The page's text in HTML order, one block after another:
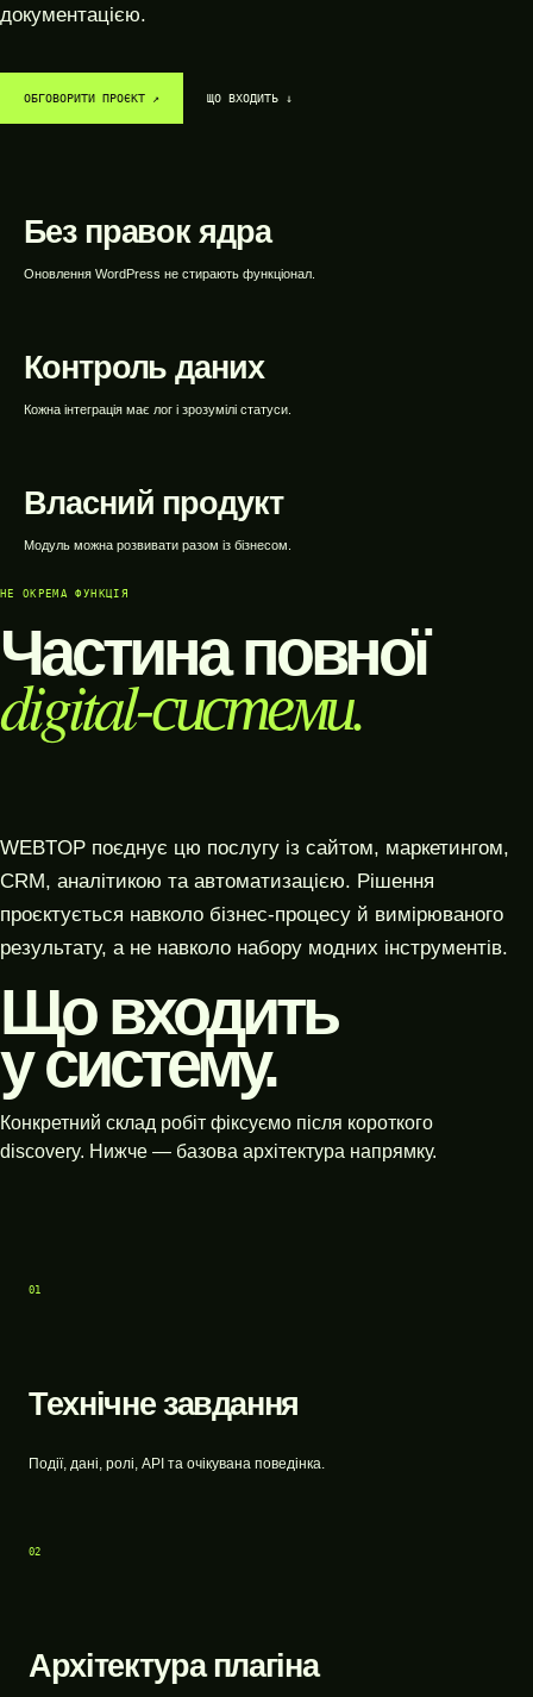
документацією.
ОБГОВОРИТИ ПРОЄКТ ↗︎ ЩО ВХОДИТЬ ↓
Без правок ядра
Оновлення WordPress не стирають функціонал.
Контроль даних
Кожна інтеграція має лог і зрозумілі статуси.
Власний продукт
Модуль можна розвивати разом із бізнесом.
НЕ ОКРЕМА ФУНКЦІЯ
Частина повної
digital-системи.
WEBTOP поєднує цю послугу із сайтом, маркетингом,
CRM, аналітикою та автоматизацією. Рішення
проєктується навколо бізнес-процесу й вимірюваного
результату, а не навколо набору модних інструментів.
Що входить
у систему.
Конкретний склад робіт фіксуємо після короткого
discovery. Нижче — базова архітектура напрямку.
01
Технічне завдання
Події, дані, ролі, API та очікувана поведінка.
02
Архітектура плагіна